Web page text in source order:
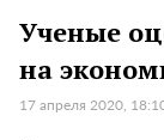
Ученые
на
17 апреля 2020,